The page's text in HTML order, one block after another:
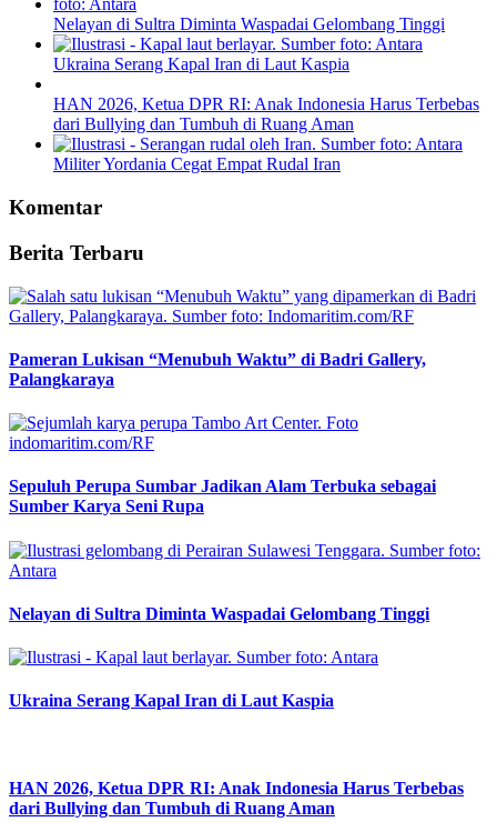
Nelayan di Sultra Diminta Waspadai Gelombang Tinggi
Ukraina Serang Kapal Iran di Laut Kaspia
HAN 2026, Ketua DPR RI: Anak Indonesia Harus Terbebas
dari Bullying dan Tumbuh di Ruang Aman
Militer Yordania Cegat Empat Rudal Iran
Komentar
Berita Terbaru
Pameran Lukisan “Menubuh Waktu” di Badri Gallery,
Palangkaraya
Sepuluh Perupa Sumbar Jadikan Alam Terbuka sebagai
Sumber Karya Seni Rupa
Nelayan di Sultra Diminta Waspadai Gelombang Tinggi
Ukraina Serang Kapal Iran di Laut Kaspia
HAN 2026, Ketua DPR RI: Anak Indonesia Harus Terbebas
dari Bullying dan Tumbuh di Ruang Aman